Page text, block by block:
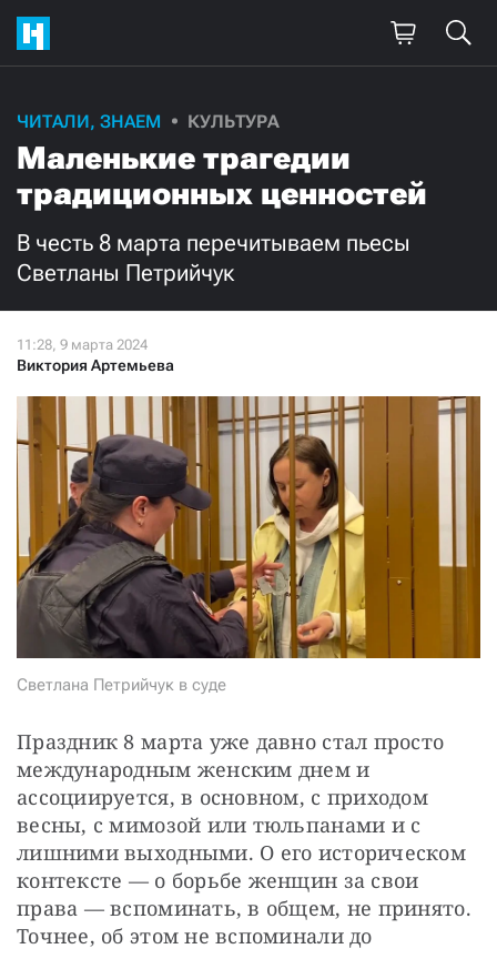
ЧИТАЛИ, ЗНАЕМ КУЛЬТУРА
Маленькие трагедии
традиционных ценностей
В честь 8 марта перечитываем пьесы
Светланы Петрийчук
Виктория Артемьева
Светлана Петрийчук в суде
Праздник 8 марта уже давно стал просто
международным женским днем и
ассоциируется, в основном, с приходом
весны, с мимозой или тюльпанами и с
лишними выходными. О его историческом
контексте — о борьбе женщин за свои
права — вспоминать, в общем, не принято.
Точнее, об этом не вспоминали до
Поддержите
нашу работу!
Ежемесячно Разово
3000
Нажимая кнопку «Стать соучастником»,
я принимаю
условия и подтверждаю свое гражданство РФ
СТАТЬ СОУЧАСТНИКОМ
ПОДЕЛИТЬСЯ С ДРУЗЬЯМИ
Если у вас есть вопросы, пишите donate@novayagazeta.ru
или
звоните:
+7 (929) 612-03-68